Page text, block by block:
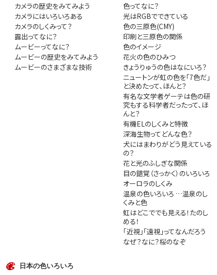
カメラの歴史をみてみよう
カメラにはいろいろある
カメラのしくみって？
露出ってなに？
ムービーってなに？
ムービーの歴史をみてみよう
ムービーのさまざまな技術
色ってなに？
光はRGBでできている
色の三原色(CMY)
印刷と三原色の関係
色のイメージ
花火の色のひみつ
きょうりゅうの色はなにいろ？
ニュートンが虹の色を「7色だ」
と決めたって、ほんと？
有名な文学者ゲーテは色の研
究もする科学者だったって、ほ
んと？
有機ELのしくみと特徴
深海生物ってどんな色？
犬にはまわりがどう見えている
の？
花と光のふしぎな関係
目の錯覚（さっかく）のいろいろ
オーロラのしくみ
温泉の色いろいろ …温泉のし
くみと色
虹はどこででも見える！たのし
める！
「近視」「遠視」ってなんだろう
なぜ？なに？桜のなぞ
日本の色いろいろ